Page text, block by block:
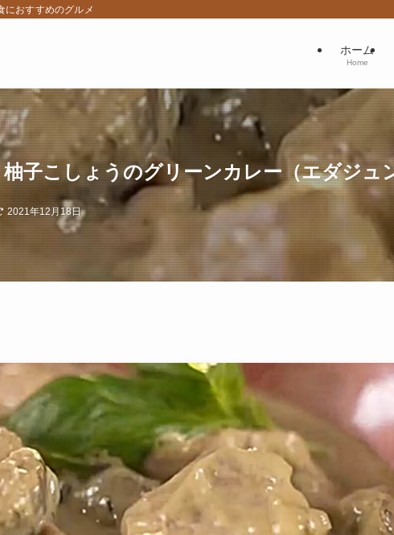
におすすめのグルメ
ホーム
Home
子こしょうのグリーンカレー（エダジュ
2021年12月18日